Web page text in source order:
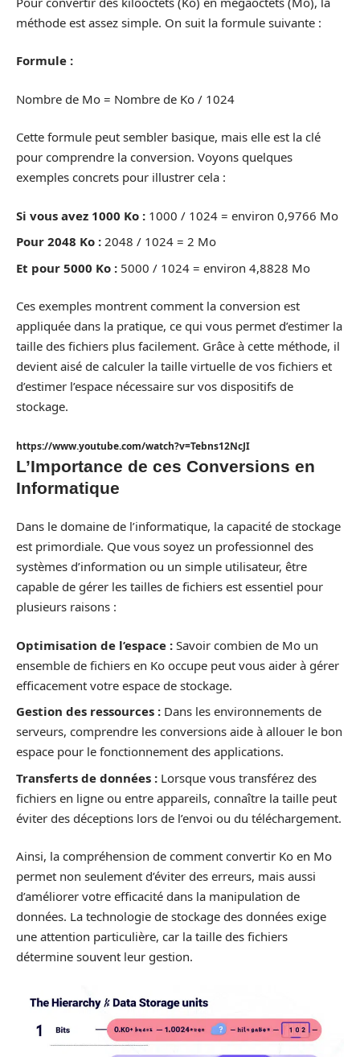
méthode est assez simple. On suit la formule suivante :
Formule :
Nombre de Mo = Nombre de Ko / 1024
Cette formule peut sembler basique, mais elle est la clé
pour comprendre la conversion. Voyons quelques
exemples concrets pour illustrer cela :
Si vous avez 1000 Ko : 1000 / 1024 = environ 0,9766 Mo
Pour 2048 Ko : 2048 / 1024 = 2 Mo
Et pour 5000 Ko : 5000 / 1024 = environ 4,8828 Mo
Ces exemples montrent comment la conversion est
appliquée dans la pratique, ce qui vous permet d’estimer la
taille des fichiers plus facilement. Grâce à cette méthode, il
devient aisé de calculer la taille virtuelle de vos fichiers et
d’estimer l’espace nécessaire sur vos dispositifs de
stockage.
https://www.youtube.com/watch?v=Tebns12NcJI
L’Importance de ces Conversions en
Informatique
Dans le domaine de l’informatique, la capacité de stockage
est primordiale. Que vous soyez un professionnel des
systèmes d’information ou un simple utilisateur, être
capable de gérer les tailles de fichiers est essentiel pour
plusieurs raisons :
Optimisation de l’espace : Savoir combien de Mo un
ensemble de fichiers en Ko occupe peut vous aider à gérer
efficacement votre espace de stockage.
Gestion des ressources : Dans les environnements de
serveurs, comprendre les conversions aide à allouer le bon
espace pour le fonctionnement des applications.
Transferts de données : Lorsque vous transférez des
fichiers en ligne ou entre appareils, connaître la taille peut
éviter des déceptions lors de l’envoi ou du téléchargement.
Ainsi, la compréhension de comment convertir Ko en Mo
permet non seulement d’éviter des erreurs, mais aussi
d’améliorer votre efficacité dans la manipulation de
données. La technologie de stockage des données exige
une attention particulière, car la taille des fichiers
détermine souvent leur gestion.